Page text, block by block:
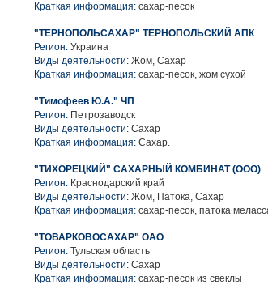
Краткая информация: сахар-песок
"ТЕРНОПОЛЬСАХАР" ТЕРНОПОЛЬСКИЙ АПК
Регион: Украина
Виды деятельности: Жом, Сахар
Краткая информация: сахар-песок, жом сухой
"Тимофеев Ю.А." ЧП
Регион: Петрозаводск
Виды деятельности: Сахар
Краткая информация: Сахар.
"ТИХОРЕЦКИЙ" САХАРНЫЙ КОМБИНАТ (ООО)
Регион: Краснодарский край
Виды деятельности: Жом, Патока, Сахар
Краткая информация: сахар-песок, патока
"ТОВАРКОВОСАХАР" ОАО
Регион: Тульская область
Виды деятельности: Сахар
Краткая информация: сахар-песок из свеклы